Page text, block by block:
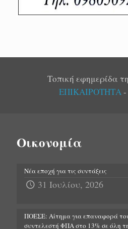
Τοπική εφημερίδα
ΕΠΙΚΑΙΡΟΤΗΤΑ-
Οικονομία
Νέα εποχή για τις συντάξεις
31 Ιουλίου, 2026
ΠΟΕΣΕ: Αίτημα για επαναφορά
συντελεστή ΦΠΑ στο 13% σε όλη